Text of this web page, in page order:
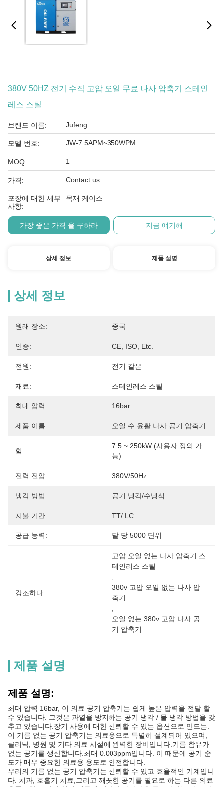
380V 50HZ 전기 수직 고압 오일 무료 나사 압축기 스테인
레스 스틸
브랜드 이름: Jufeng
모델 번호: JW-7.5APM~350WPM
MOQ: 1
가격: Contact us
포장에 대한 세부
사항:
목재 케이스
가장 좋은 가격 을 구하라 지금 얘기해
상세 정보 제품 설명
상세 정보
원래 장소: 중국
인증: CE, ISO, Etc.
전원: 전기 같은
재료: 스테인레스 스틸
최대 압력: 16bar
제품 이름: 오일 수 윤활 나사 공기 압축기
힘:
7.5 ~ 250kW (사용자 정의 가
능)
전력 전압: 380V/50Hz
냉각 방법: 공기 냉각/수냉식
지불 기간: TT/ LC
공급 능력: 달 당 5000 단위
강조하다:
고압 오일 없는 나사 압축기 스
테인리스 스틸
380v 고압 오일 없는 나사 압
축기
오일 없는 380v 고압 나사 공
기 압축기
제품 설명
제품 설명:
최대 압력 16bar, 이 의료 공기 압축기는 쉽게 높은 압력을 전달 할
수 있습니다. 그것은 과열을 방지하는 공기 냉각 / 물 냉각 방법을 갖
추고 있습니다.장기 사용에 대한 신뢰할 수 있는 옵션으로 만드는.
이 기름 없는 공기 압축기는 의료용으로 특별히 설계되어 있으며,
클리닉, 병원 및 기타 의료 시설에 완벽한 장비입니다.기름 함유가
없는 공기를 생산합니다.최대 0.003ppm입니다. 이 때문에 공기 순
도가 매우 중요한 의료용 용도로 안전합니다.
우리의 기름 없는 공기 압축기는 신뢰할 수 있고 효율적인 기계입니
다. 치과, 호흡기 치료,그리고 깨끗한 공기를 필요로 하는 다른 의료